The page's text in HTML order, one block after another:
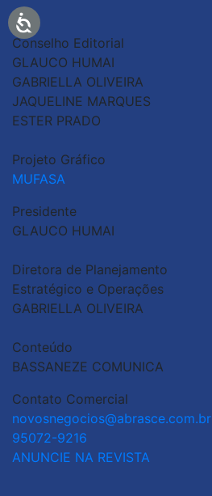
Conselho Editorial
GLAUCO HUMAI
GABRIELLA OLIVEIRA
JAQUELINE MARQUES
ESTER PRADO
Projeto Gráfico
MUFASA
Presidente
GLAUCO HUMAI
Diretora de Planejamento
Estratégico e Operações
GABRIELLA OLIVEIRA
Conteúdo
BASSANEZE COMUNICA
Contato Comercial
novosnegocios@abrasce.com.br
95072-9216
ANUNCIE NA REVISTA